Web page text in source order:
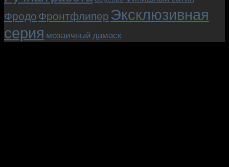
Фродо Фронтфлипер Эксклюзивная
серия мозаичный дамаск